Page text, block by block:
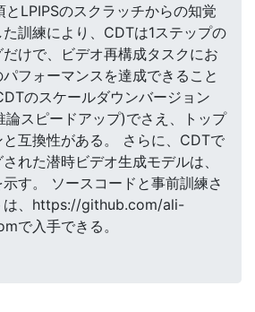
とLPIPSのスクラッチからの知覚
訓練により、CDTは1ステップの
けで、ビデオ再構成タスクにお
フォーマンスを達成できること
のスケールダウンバージョン
スピードアップ)でさえ、トップ
互換性がある。 さらに、CDTで
された潜時ビデオ生成モデルは、
す。 ソースコードと事前訓練さ
は、https://github.com/ali-
で入手できる。